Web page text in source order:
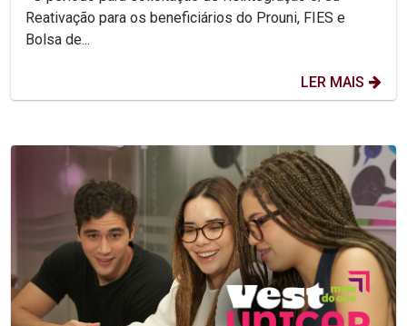
Reativação para os beneficiários do Prouni, FIES e
Bolsa de...
LER MAIS